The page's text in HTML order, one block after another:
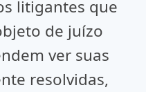
litigantes que
de juízo
ver suas
resolvidas,